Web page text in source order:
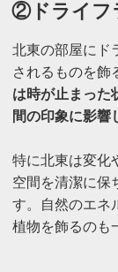
②ドライフ
北東の部屋にド
されるものを飾
は時が止まった
間の印象に影響
特に北東は変化
空間を清潔に保
す。自然のエネ
植物を飾るのも